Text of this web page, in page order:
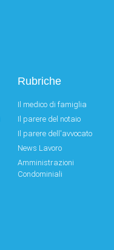
Rubriche
Il medico di famiglia
Il parere del notaio
Il parere dell'avvocato
News Lavoro
Amministrazioni
Condominiali